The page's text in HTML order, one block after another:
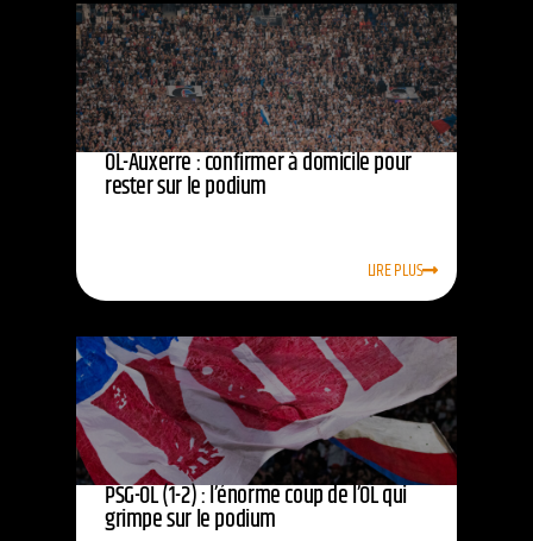
OL-Auxerre : confirmer à domicile pour
rester sur le podium
LIRE PLUS
PSG-OL (1-2) : l’énorme coup de l’OL qui
grimpe sur le podium